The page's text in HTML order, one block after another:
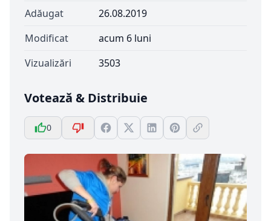
Adăugat
26.08.2019
Modificat
acum 6 luni
Vizualizări
3503
Votează & Distribuie
0